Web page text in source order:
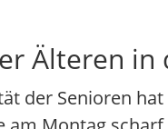
Älteren in
der Senioren